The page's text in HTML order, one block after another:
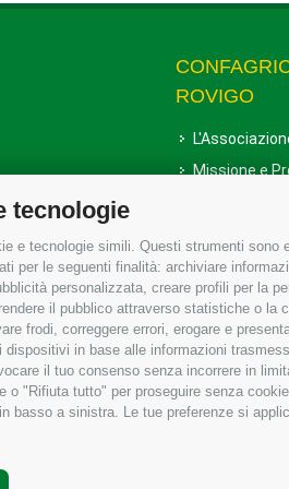
tecnologie
e tecnologie simili. Questi strumenti
per le seguenti finalità: archiviare
personalizzata, creare profili per la
il pubblico attraverso statistiche o
frodi, correggere errori, erogare e
in base alle informazioni
il tuo consenso senza incorrere in
"Rifiuta tutto" per proseguire senza
basso a sinistra. Le tue preferenze si
Policy
ROVIGO
Missione e
Uffici della
Le Sedi di
Agricoltori
Rovigo e